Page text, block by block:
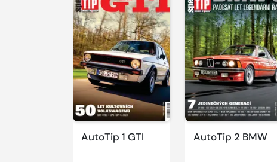
AutoTip 1 GTI AutoTip 2 BMW